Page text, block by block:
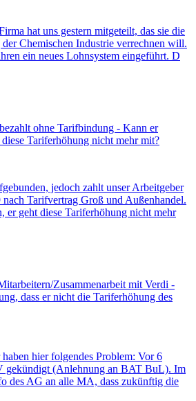
hat uns gestern mitgeteilt, das sie die
Chemischen Industrie verrechnen will.
ein neues Lohnsystem eingeführt. D
ohne Tarifbindung - Kann er
Tariferhöhung nicht mehr mit?
jedoch zahlt unser Arbeitgeber
Tarifvertrag Groß und Außenhandel.
er geht diese Tariferhöhung nicht mehr
Zusammenarbeit mit Verdi -
dass er nicht die Tariferhöhung des
hier folgendes Problem: Vor 6
gekündigt (Anlehnung an BAT BuL). Im
des AG an alle MA, dass zukünftig die